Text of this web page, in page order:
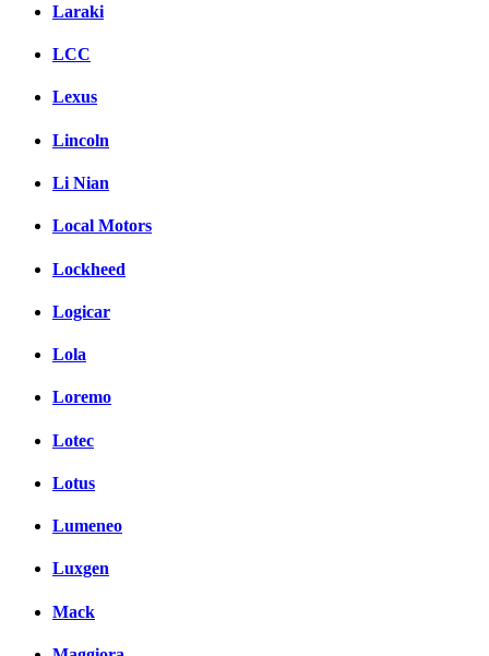
Laraki
LCC
Lexus
Lincoln
Li Nian
Local Motors
Lockheed
Logicar
Lola
Loremo
Lotec
Lotus
Lumeneo
Luxgen
Mack